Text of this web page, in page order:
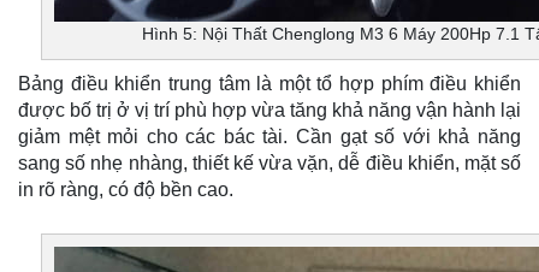
Hình 5: Nội Thất Chenglong M3 6 Máy 200Hp 7.1
Bảng điều khiển trung tâm là một tổ hợp phím điều khiển
được bố trị ở vị trí phù hợp vừa tăng khả năng vận hành lại
giảm mệt mỏi cho các bác tài. Cần gạt số với khả năng
sang số nhẹ nhàng, thiết kế vừa vặn, dễ điều khiển, mặt số
in rõ ràng, có độ bền cao.